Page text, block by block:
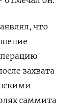
что
захвата
саммита